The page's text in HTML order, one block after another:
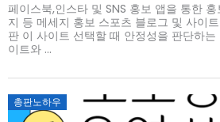
페이스북,인스타 및 SNS 홍보 앱을 통한
지 등 메세지 홍보 스포츠 블로그 및 사이
판 이 사이트 선택할 때 안정성을 판단하
이트와 ...
총판노하우
Posted
on